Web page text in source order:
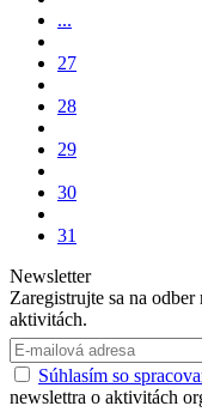
...
27
28
29
30
31
Newsletter
Zaregistrujte sa na
aktivitách.
Súhlasím so
newslettra o aktivitách